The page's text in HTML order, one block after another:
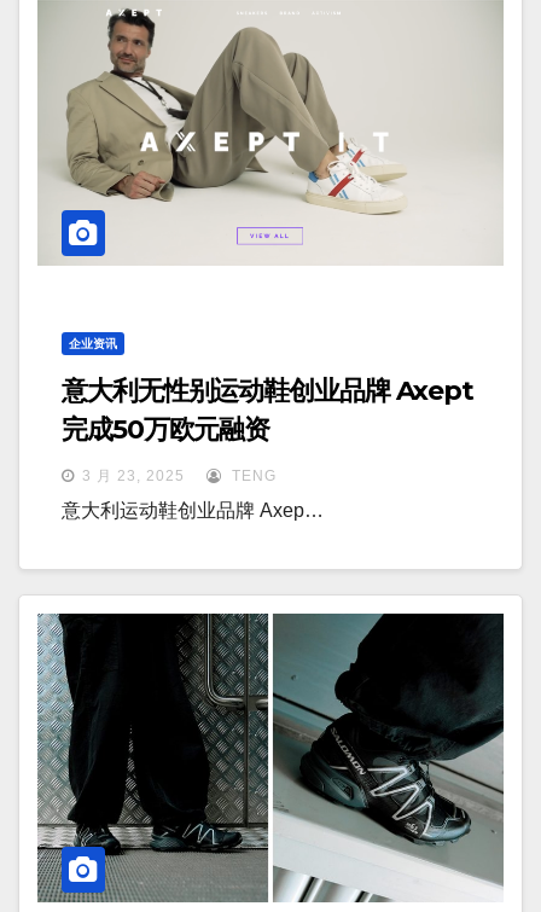
企业资讯
意大利无性别运动鞋创业品牌 Axept
完成50万欧元融资
3 月 23, 2025 TENG
意大利运动鞋创业品牌 Axep…